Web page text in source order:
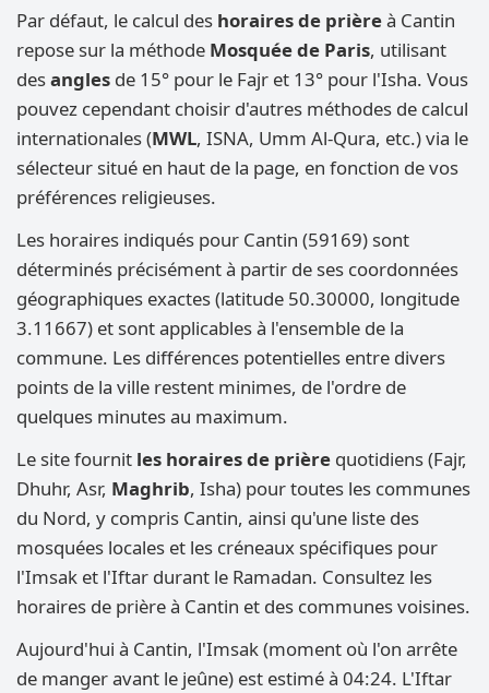
Par défaut, le calcul des horaires de prièreà Cantin
repose sur la méthode Mosquée de Paris, utilisant
desangles de 15° pour le Fajr et 13° pour l'Isha. Vous
pouvez cependant choisir d'autres méthodes de calcul
internationales (MWL, ISNA, Umm Al-Qura, etc.) via le
sélecteur situé en haut de la page, en fonction de vos
préférences religieuses.
Les horaires indiqués pour Cantin (59169) sont
déterminés précisément à partir de ses coordonnées
géographiques exactes (latitude 50.30000, longitude
3.11667) et sont applicables à l'ensemble de la
commune. Les différences potentielles entre divers
points de la ville restent minimes, de l'ordre de
quelques minutes au maximum.
Le site fournit les horaires de prière quotidiens (Fajr,
Dhuhr, Asr, Maghrib, Isha) pour toutes les communes
du Nord, y compris Cantin, ainsi qu'une liste des
mosquées locales et les créneaux spécifiques pour
l'Imsak et l'Iftar durant le Ramadan. Consultez les
horaires de prière à Cantin et des communes voisines.
Aujourd'hui à Cantin, l'Imsak (moment où l'on arrête
de manger avant le jeûne) est estimé à 04:24. L'Iftar